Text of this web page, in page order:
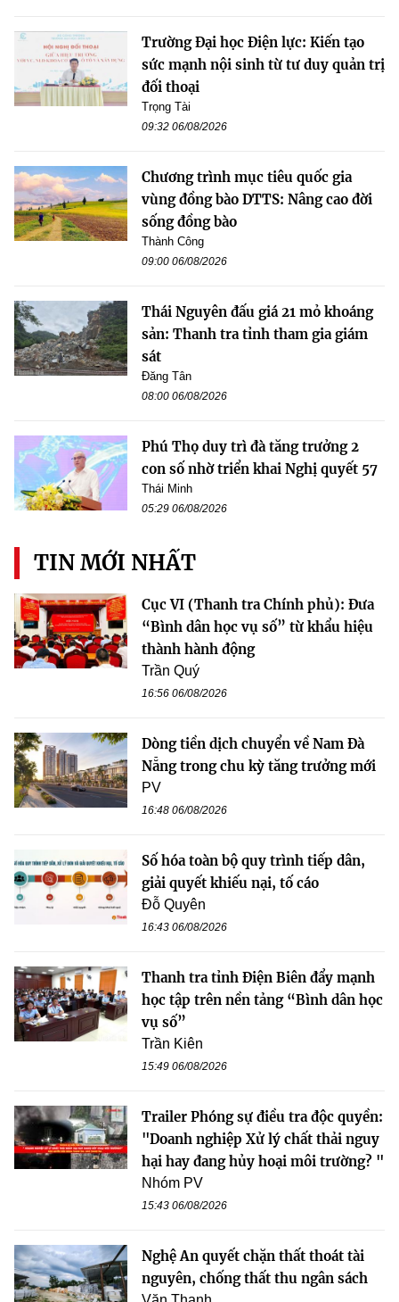
Trường Đại học Điện lực: Kiến tạo
sức mạnh nội sinh từ tư duy quản trị
đối thoại
Trọng Tài
09:32 06/08/2026
Chương trình mục tiêu quốc gia
vùng đồng bào DTTS: Nâng cao đời
sống đồng bào
Thành Công
09:00 06/08/2026
Thái Nguyên đấu giá 21 mỏ khoáng
sản: Thanh tra tỉnh tham gia giám
sát
Đăng Tân
08:00 06/08/2026
Phú Thọ duy trì đà tăng trưởng 2
con số nhờ triển khai Nghị quyết 57
Thái Minh
05:29 06/08/2026
TIN MỚI NHẤT
Cục VI (Thanh tra Chính phủ): Đưa
“Bình dân học vụ số” từ khẩu hiệu
thành hành động
Trần Quý
16:56 06/08/2026
Dòng tiền dịch chuyển về Nam Đà
Nẵng trong chu kỳ tăng trưởng mới
PV
16:48 06/08/2026
Số hóa toàn bộ quy trình tiếp dân,
giải quyết khiếu nại, tố cáo
Đỗ Quyên
16:43 06/08/2026
Thanh tra tỉnh Điện Biên đẩy mạnh
học tập trên nền tảng “Bình dân học
vụ số”
Trần Kiên
15:49 06/08/2026
Trailer Phóng sự điều tra độc quyền:
"Doanh nghiệp Xử lý chất thải nguy
hại hay đang hủy hoại môi trường? "
Nhóm PV
15:43 06/08/2026
Nghệ An quyết chặn thất thoát tài
nguyên, chống thất thu ngân sách